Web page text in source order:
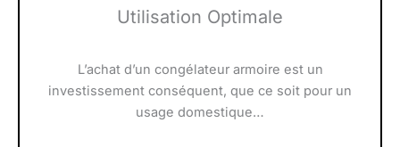
Utilisation Optimale
L’achat d’un congélateur armoire est un
investissement conséquent, que ce soit pour un
usage domestique…